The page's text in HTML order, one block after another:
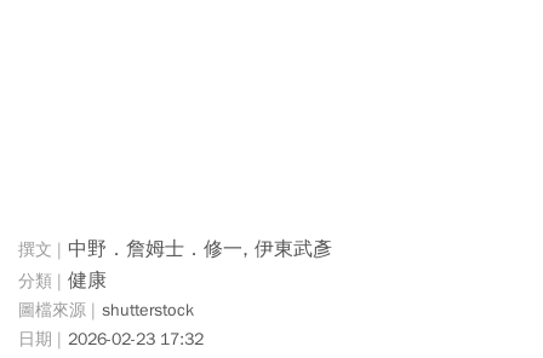
中野．詹姆士．修一, 伊東武彥
健康
shutterstock
2026-02-23 17:32